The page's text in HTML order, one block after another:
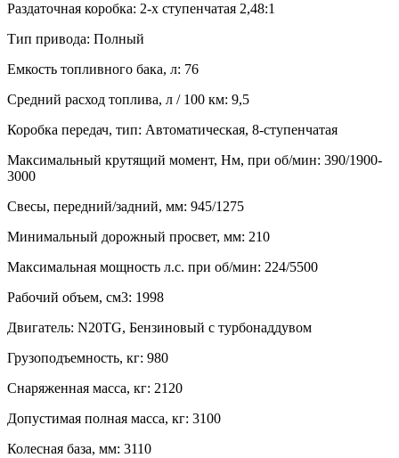
Раздаточная коробка: 2-х ступенчатая 2,48:1
Тип привода: Полный
Емкость топливного бака, л: 76
Средний расход топлива, л / 100 км: 9,5
Коробка передач, тип: Автоматическая, 8-ступенчатая
Максимальный крутящий момент, Нм, при об/мин: 390/1900-
3000
Свесы, передний/задний, мм: 945/1275
Минимальный дорожный просвет, мм: 210
Максимальная мощность л.c. при об/мин: 224/5500
Рабочий объем, см3: 1998
Двигатель: N20TG, Бензиновый с турбонаддувом
Грузоподъемность, кг: 980
Снаряженная масса, кг: 2120
Допустимая полная масса, кг: 3100
Колесная база, мм: 3110